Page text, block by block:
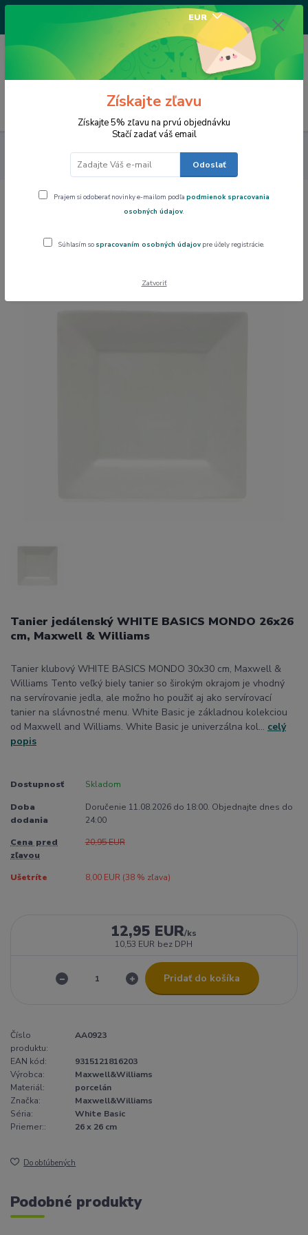
EUR
/Po-Pi 9-17 hod/
0,00 EUR
Dom a byt
Tanier klubový WHITE BASICS MONDO 30x30 cm,
Maxwell & Williams
Tanier klubový WHITE BASICS MONDO
Tanier jedálenský WHITE BASICS MONDO 26x26
cm, Maxwell & Williams
Tanier klubový WHITE BASICS MONDO 30x30 cm, Maxwell &
Williams Tento veľký biely tanier so širokým okrajom je vhodný
na servírovanie jedla, ale možno ho použiť aj ako servírovací
tanier na slávnostné menu. White Basic je základnou kolekciou
od Maxwell and Williams. White Basic je univerzálna kol... celý
popis
Dostupnosť Skladom
Doba
dodania
Doručenie 11.08.2026 do 18:00. Objednajte dnes do
24:00
Cena pred
zľavou
20,95 EUR
Ušetríte 8,00 EUR (38% zľava)
12,95 EUR/ks
10,53 EUR bez DPH
Pridať do košíka
Číslo
produktu:
AA0923
EAN kód:
9315121816203
Výrobca:
Maxwell&Williams
Materiál:
porcelán
Značka:
Maxwell&Williams
Séria:
White Basic
Priemer::
26 x 26 cm
Do obľúbených
Podobné produkty
Získajte zľavu
Získajte 5% zľavu na prvú objednávku
Stačí zadať váš email
Odoslať
Prajem si odoberať novinky e-mailom podľa podmienok spracovania
osobných údajov.
Súhlasím so spracovaním osobných údajov pre účely registrácie.
Zatvoriť